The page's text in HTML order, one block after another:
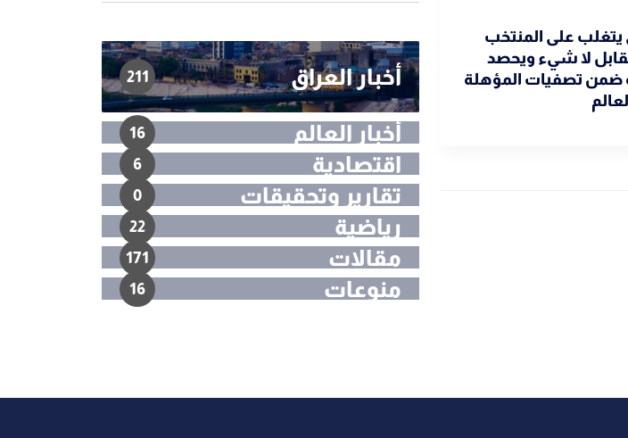
يتغلب على المنتخب
لا شيء ويحصد
ضمن تصفيات المؤهلة
أخبار العراق 211
أخبار العالم 16
اقتصادية 6
تقارير وتحقيقات 0
رياضية 22
مقالات 171
منوعات 16